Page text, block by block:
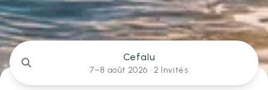
Cefalu
7–8 août 2026 · 2 Invités